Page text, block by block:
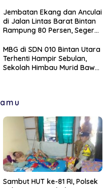
Jembatan Ekang dan Anculai
di Jalan Lintas Barat Bintan
Rampung 80 Persen, Segera
MBG di SDN 010 Bintan Utara
Terhenti Hampir Sebulan,
Sekolah Himbau Murid Bawa
Sambut HUT ke-81 RI, Polsek